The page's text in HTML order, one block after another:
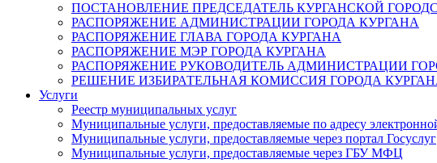
ПОСТАНОВЛЕНИЕ ПРЕДСЕДАТЕЛЬ КУРГАНСКОЙ
РАСПОРЯЖЕНИЕ АДМИНИСТРАЦИИ ГОРОДА КУРГАНА
РАСПОРЯЖЕНИЕ ГЛАВА ГОРОДА КУРГАНА
РАСПОРЯЖЕНИЕ МЭР ГОРОДА КУРГАНА
РАСПОРЯЖЕНИЕ РУКОВОДИТЕЛЬ АДМИНИСТРАЦИИ
РЕШЕНИЕ ИЗБИРАТЕЛЬНАЯ КОМИССИЯ ГОРОДА
Услуги
Реестр муниципальных услуг
Муниципальные услуги, предоставляемые по адресу
Муниципальные услуги, предоставляемые через портал Госуслуг
Муниципальные услуги, предоставляемые через ГБУ МФЦ